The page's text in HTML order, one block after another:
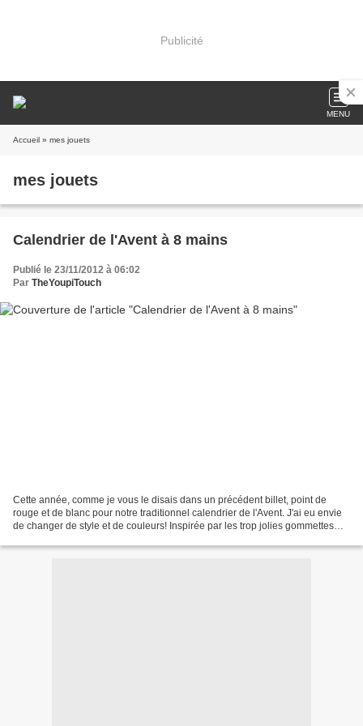
Publicité
MENU
Accueil » mes jouets
mes jouets
Calendrier de l'Avent à 8 mains
Publié le 23/11/2012 à 06:02
Par TheYoupiTouch
Cette année, comme je vous le disais dans un précédent billet, point de
rouge et de blanc pour notre traditionnel calendrier de l'Avent. J'ai eu envie
de changer de style et de couleurs! Inspirée par les trop jolies gommettes